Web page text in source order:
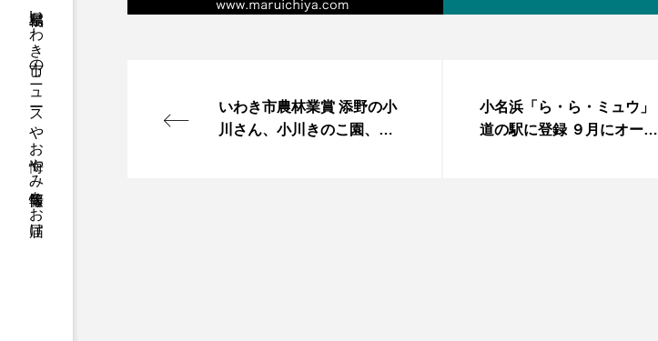
福島県いわき市のニュースやお悔やみ情報等をお届け
いわき市農林業賞 添野の小
川さん、小川きのこ園、四
小名浜「ら・ら・ミュウ」
道の駅に登録 ９月にオープ